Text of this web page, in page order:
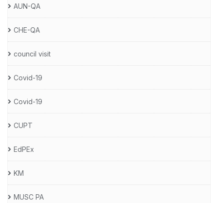
AUN-QA
CHE-QA
council visit
Covid-19
Covid-19
CUPT
EdPEx
KM
MUSC PA